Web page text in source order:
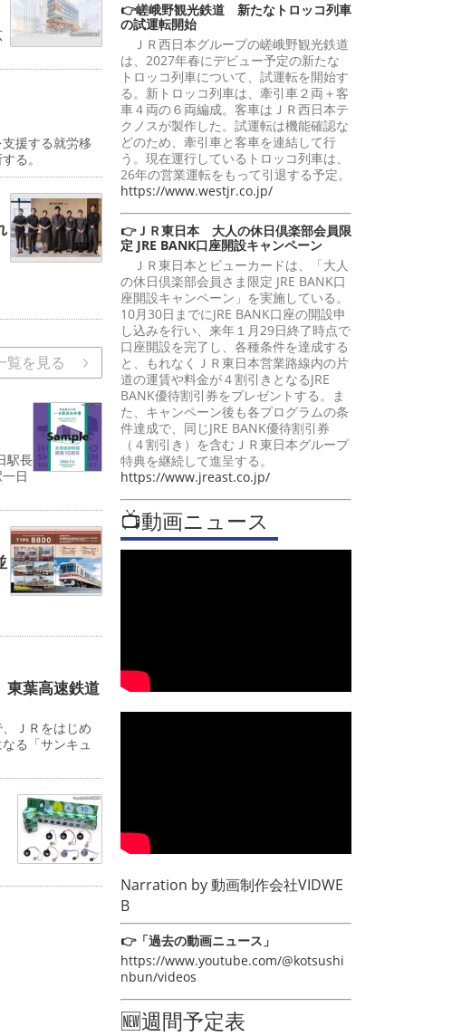
援する就労移
る。
覧を見る
駅長
日
葉高速鉄道
ＪＲをはじめ
る「サンキュ
👉嵯峨野観光鉄道 新たなトロッコ列車
の試運転開始
ＪＲ西日本グループの嵯峨野観光鉄道
は、2027年春にデビュー予定の新たな
トロッコ列車について、試運転を開始す
る。新トロッコ列車は、牽引車２両＋客
車４両の６両編成。客車はＪＲ西日本テ
クノスが製作した。試運転は機能確認な
どのため、牽引車と客車を連結して行
う。現在運行しているトロッコ列車は、
26年の営業運転をもって引退する予定。
https://www.westjr.co.jp/
👉ＪＲ東日本 大人の休日倶楽部会員限
定 JRE BANK口座開設キャンペーン
ＪＲ東日本とビューカードは、「大人
の休日倶楽部会員さま限定 JRE BANK口
座開設キャンペーン」を実施している。
10月30日までにJRE BANK口座の開設申
し込みを行い、来年１月29日終了時点で
口座開設を完了し、各種条件を達成する
と、もれなくＪＲ東日本営業路線内の片
道の運賃や料金が４割引きとなるJRE
BANK優待割引券をプレゼントする。ま
た、キャンペーン後も各プログラムの条
件達成で、同じJRE BANK優待割引券
（４割引き）を含むＪＲ東日本グループ
特典を継続して進呈する。
https://www.jreast.co.jp/
📺動画ニュース
Narration by動画制作会社VIDWE
B
👉「過去の動画ニュース」
https://www.youtube.com/@kotsushi
nbun/videos
🆕週間予定表